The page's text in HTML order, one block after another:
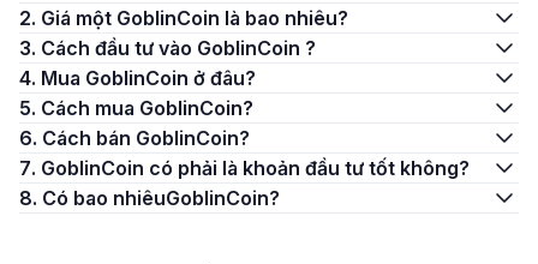
2. Giá một GoblinCoin là bao nhiêu?
3. Cách đầu tư vào GoblinCoin ?
4. Mua GoblinCoin ở đâu?
5. Cách mua GoblinCoin?
6. Cách bán GoblinCoin?
7. GoblinCoin có phải là khoản đầu tư tốt không?
8. Có bao nhiêuGoblinCoin?